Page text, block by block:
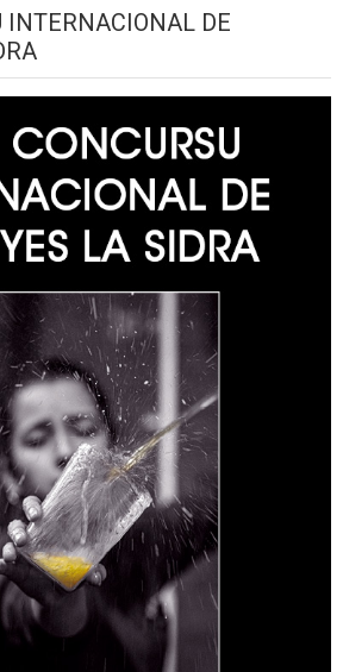
INTERNACIONAL DE